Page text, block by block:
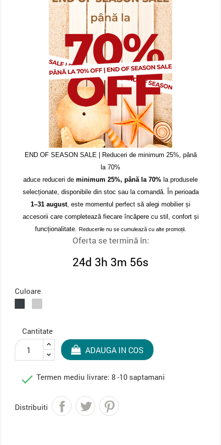
END OF SEASON SALE | Reduceri de minimum 25%, până
la 70%
aduce reduceri de minimum 25%, până la 70% la produsele
selecționate, disponibile din stoc sau la comandă. În perioada
1–31 august, este momentul perfect să alegi mobilier și
accesorii care completează fiecare încăpere cu stil, confort și
funcționalitate. Reducerile nu se cumulează cu alte promoții.
Oferta se termină în:
24d 3h 3m 56s
Culoare
Cantitate
ADAUGA IN COS
 Termen mediu livrare: 8 -10 saptamani
Distribuiti